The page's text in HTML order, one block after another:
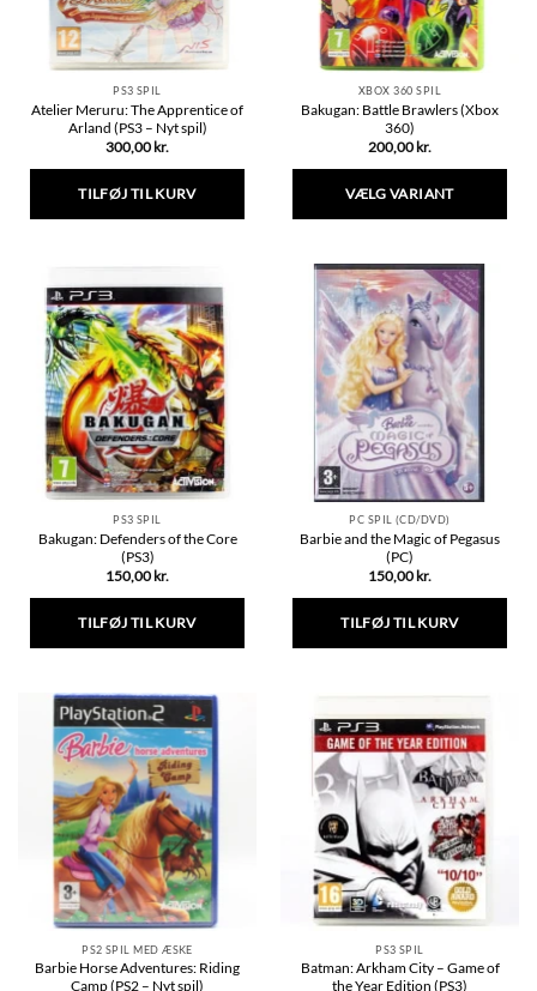
PS3 SPIL
Atelier Meruru: The Apprentice of
Arland (PS3 – Nyt spil)
300,00 kr.
TILFØJ TIL KURV
XBOX 360 SPIL
Bakugan: Battle Brawlers (Xbox
360)
200,00 kr.
VÆLG VARIANT
har
flere
varianter.
Mulighederne
kan
vælges
på
varesiden
PS3 SPIL
Bakugan: Defenders of the Core
(PS3)
150,00 kr.
TILFØJ TIL KURV
PC SPIL (CD/DVD)
Barbie and the Magic of Pegasus
(PC)
150,00 kr.
TILFØJ TIL KURV
PS2 SPIL MED ÆSKE
Barbie Horse Adventures: Riding
Camp (PS2 – Nyt spil)
PS3 SPIL
Batman: Arkham City – Game of
the Year Edition (PS3)